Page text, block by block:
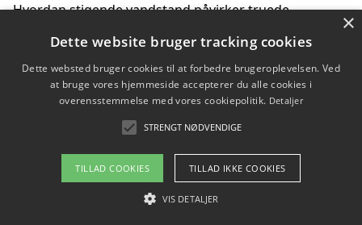
Hvordan stigende vandstand påvirker truede
Sådan vælger du de bedste vandrerygsække til
vandreture i Danmark
Copyright 2026 - Pilanto Aps
Om / kontakt
×
Dette website bruger tracking cookies
Dette websted bruger cookies til at forbedre brugeroplevelsen. Ved
at bruge vores hjemmeside accepterer du alle cookies i
overensstemmelse med vores cookiepolitik. Detaljer
STRENGT NØDVENDIGE
TILLAD COOKIES TILLAD IKKE COOKIES
VIS DETALJER